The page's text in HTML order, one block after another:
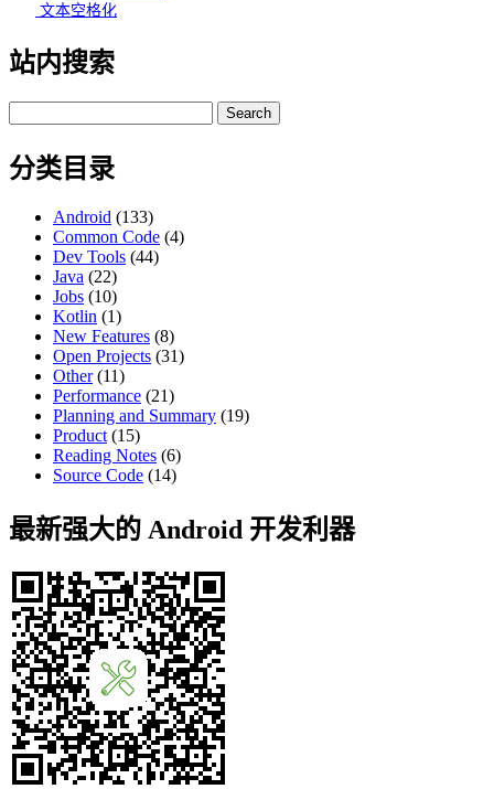
文本空格化
站内搜索
for:
分类目录
Android (133)
Common Code (4)
Dev Tools (44)
Java (22)
Jobs (10)
Kotlin (1)
New Features (8)
Open Projects (31)
Other(11)
Performance (21)
Planning and Summary (19)
Product (15)
Reading Notes (6)
Source Code (14)
最新强大的 Android 开发利器